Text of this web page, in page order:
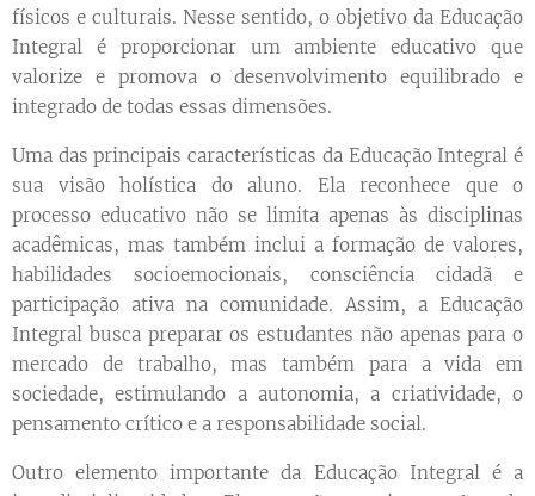
físicos e culturais. Nesse sentido, o objetivo da Educação
Integral é proporcionar um ambiente educativo que
valorize e promova o desenvolvimento equilibrado e
integrado de todas essas dimensões.
Uma das principais características da Educação Integral é
sua visão holística do aluno. Ela reconhece que o
processo educativo não se limita apenas às disciplinas
acadêmicas, mas também inclui a formação de valores,
habilidades socioemocionais, consciência cidadã e
participação ativa na comunidade. Assim, a Educação
Integral busca preparar os estudantes não apenas para o
mercado de trabalho, mas também para a vida em
sociedade, estimulando a autonomia, a criatividade, o
pensamento crítico e a responsabilidade social.
Outro elemento importante da Educação Integral é a